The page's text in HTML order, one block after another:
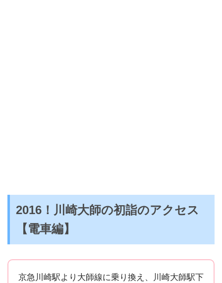
2016！川崎大師の初詣のアクセス
【電車編】
京急川崎駅より大師線に乗り換え、川崎大師駅下